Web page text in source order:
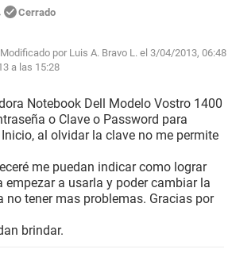
Cerrado
por Luis A. Bravo L. el 3/04/2013, 06:48
a las 15:28
Notebook Dell Modelo Vostro 1400
o Clave o Password para
al olvidar la clave no me permite
me puedan indicar como lograr
empezar a usarla y poder cambiar la
no tener mas problemas. Gracias por
brindar.